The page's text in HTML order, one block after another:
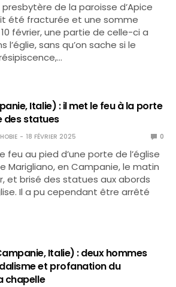
de la paroisse d’Apice
été fracturée et une somme
février, une partie de celle-ci a
sans qu’on sache si le
Italie) : il met le feu à la porte
des statues
18 FÉVRIER 2025 0
feu au pied d’une porte de l’église
Marigliano, en Campanie, le matin
et brisé des statues aux abords
Il a pu cependant être arrêté
Italie) : deux hommes
et profanation du
chapelle